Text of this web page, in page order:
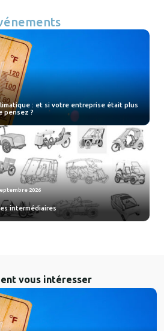
: et si votre entreprise était plus
pensez ?
2026
intermédiaires
vous intéresser